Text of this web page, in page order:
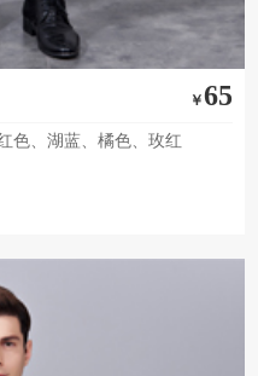
￥65
色、湖蓝、橘色、玫红